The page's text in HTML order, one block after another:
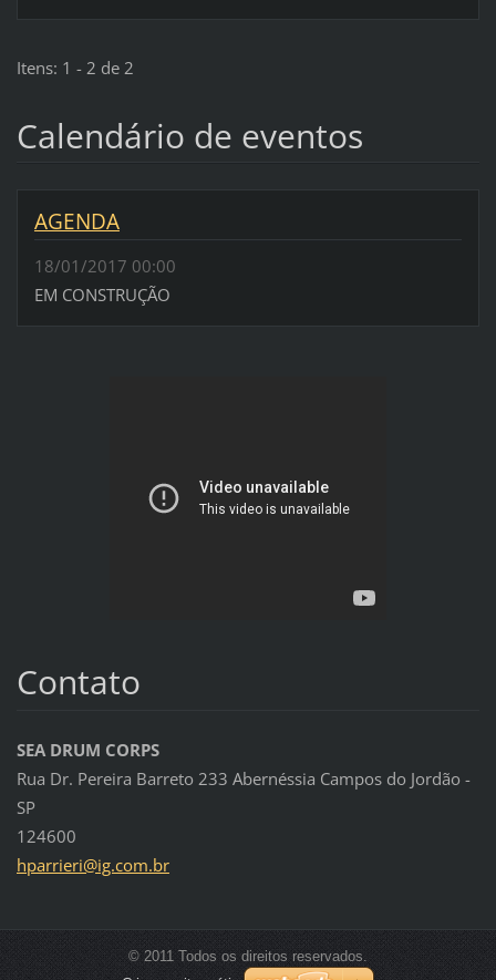
Itens: 1 - 2 de 2
Calendário de eventos
AGENDA
18/01/2017 00:00
EM CONSTRUÇÃO
Contato
SEA DRUM CORPS
Rua Dr. Pereira Barreto 233 Abernéssia Campos do Jordão -
SP
124600
hparrieri@ig.com.br
© 2011 Todos os direitos reservados.